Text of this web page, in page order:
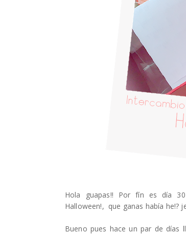
Hola guapas!! Por fín es día
Halloween!, que ganas había he!?
Bueno pues hace un par de días